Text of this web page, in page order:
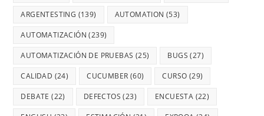
ARGENTESTING (139) AUTOMATION (53)
AUTOMATIZACIÓN (239)
AUTOMATIZACIÓN DE PRUEBAS (25) BUGS (27)
CALIDAD (24) CUCUMBER (60) CURSO (29)
DEBATE (22) DEFECTOS (23) ENCUESTA (22)